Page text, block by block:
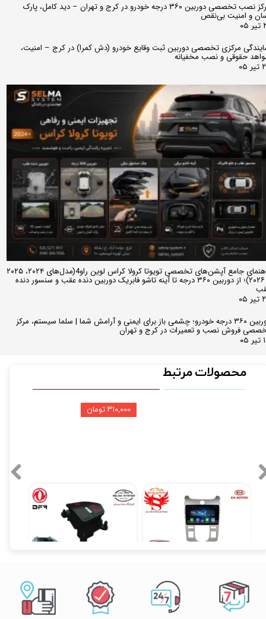
مرکز نصب تخصصی دوربین ۳۶۰ درجه خودرو در کرج و تهران – دید کامل، پارک
و امنیت بی‌نقص
مرکزی تخصصی دوربین ثبت وقایع خودرو (دش کمرا) در کرج – امنیت،
حقوقی و نصب مخفیانه
راهنمای جامع آپشن‌های تخصصی تویوتا کرولا کراس لوین راو4(مدل‌های ۲۰۲۴، ۲۰۲۵
و ۲۰۲۶)؛ از دوربین ۳۶۰ درجه تا آینه تاشو فابریک دوربین دنده عقب و سنسور دنده
دوربین ۳۶۰ درجه خودرو؛ چشمی باز برای ایمنی و آرامش شما | سلما سیستم، مرکز
فروش نصب و تعمیرات در کرج و تهران
محصولات مرتبط
کروز کنترل و لیمیتر فابریک H30 کراس
۲۰,۵۰۰,۰۰۰ تومان
۲۰,۱۹۰,۰۰۰ تومان
۳۱۰,۰۰۰ تومان
مانیتور فابریک سراتو Cerato کیا فول تاچ مدل T3L2021
۱۲,۹۰۰,۰۰۰ تومان